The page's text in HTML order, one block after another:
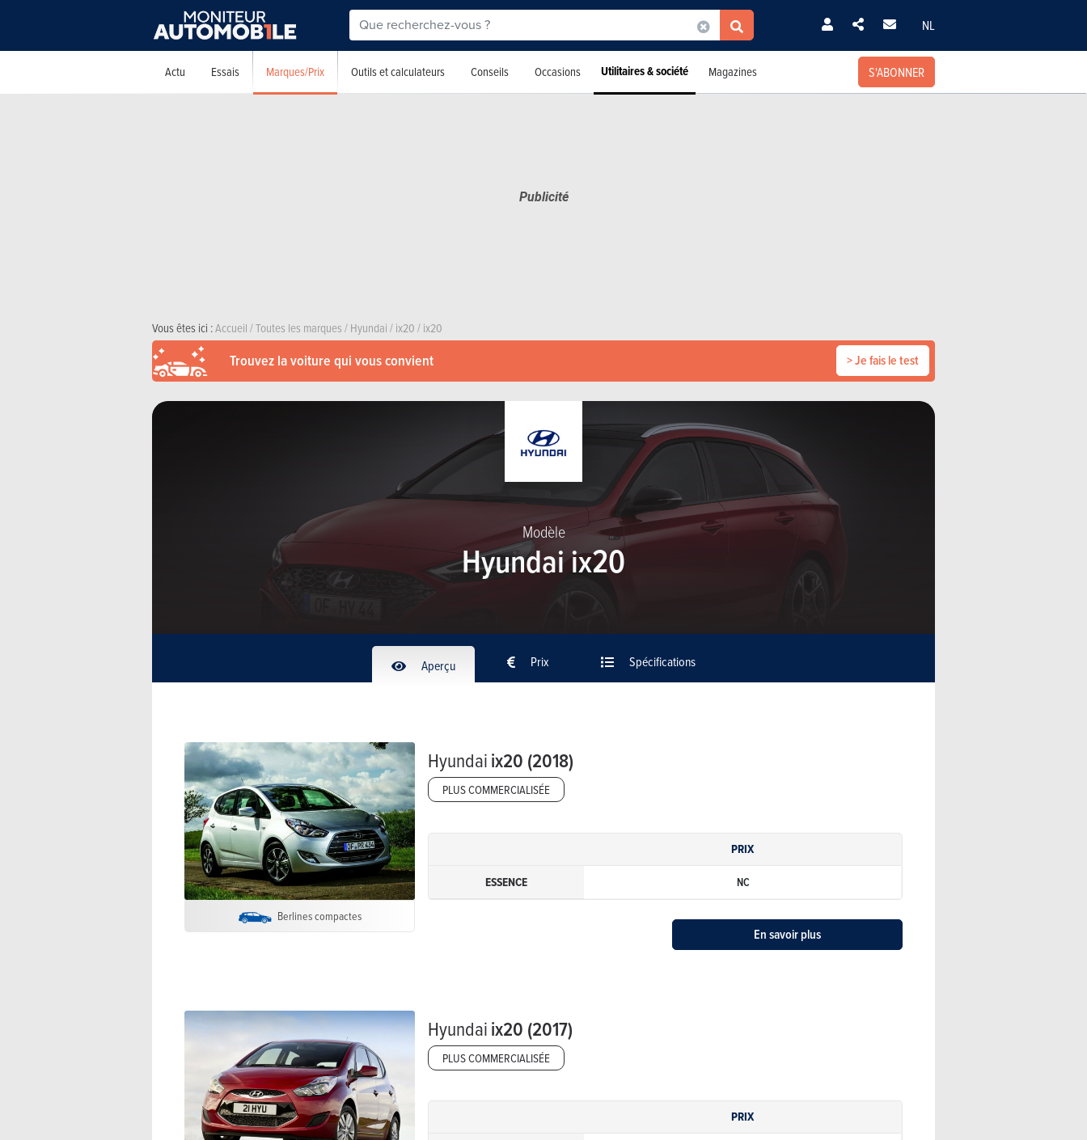
NL
Actu Essais Marques/Prix Outils et calculateurs Conseils Occasions Utilitaires & société Magazines S'ABONNER
Vous êtes ici :Accueil/Toutes les marques/Hyundai/ix20/ix20
Trouvez la voiture qui vous convient > Je fais le test
Modèle
Hyundai ix20
Aperçu Prix Spécifications
Berlines compactes
Hyundaiix20 (2018)
PLUS COMMERCIALISÉE
PRIX
ESSENCE
NC
En savoir plus
Hyundaiix20 (2017)
PLUS COMMERCIALISÉE
PRIX